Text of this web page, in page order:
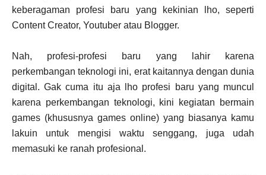
keberagaman profesi baru yang kekinian lho, seperti
Content Creator, Youtuber atau Blogger.
Nah, profesi-profesi baru yang lahir karena
perkembangan teknologi ini, erat kaitannya dengan dunia
digital. Gak cuma itu aja lho profesi baru yang muncul
karena perkembangan teknologi, kini kegiatan bermain
games (khususnya games online) yang biasanya kamu
lakuin untuk mengisi waktu senggang, juga udah
memasuki ke ranah profesional.